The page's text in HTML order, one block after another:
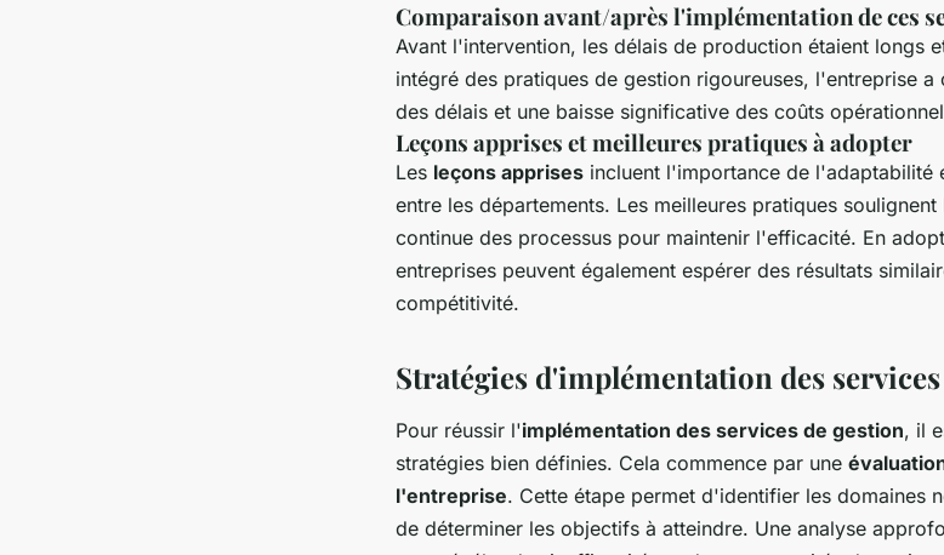
Comparaison avant/après l'implémentation de ces
Avant l'intervention, les délais de production étaient longs
intégré des pratiques de gestion rigoureuses, l'entreprise
des délais et une baisse significative des coûts
Leçons apprises et meilleures pratiques à adopter
Les leçons apprises incluent l'importance de l'adaptabilité
entre les départements. Les meilleures pratiques
continue des processus pour maintenir l'efficacité. En
entreprises peuvent également espérer des résultats
compétitivité.
Stratégies d'implémentation des
Pour réussir l'implémentation des services de gestion, il
stratégies bien définies. Cela commence par une
l'entreprise. Cette étape permet d'identifier les domaines
de déterminer les objectifs à atteindre. Une analyse